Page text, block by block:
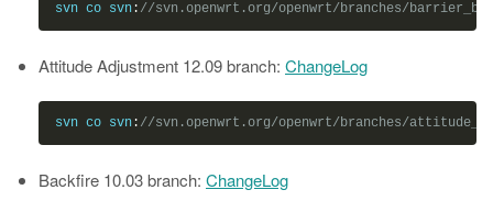
svn co svn : //svn.openwrt.org/openwrt/branches/
Attitude Adjustment 12.09 branch: ChangeLog
svn co svn : //svn.openwrt.org/openwrt/branches/
Backfire 10.03 branch: ChangeLog